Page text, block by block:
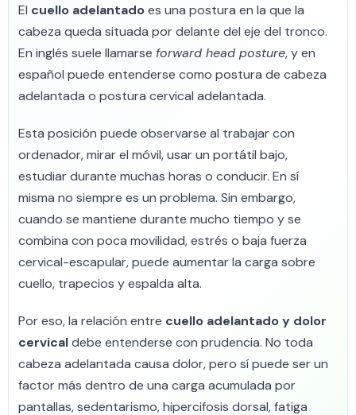
El cuello adelantadoes una postura en la que la
cabeza queda situada por delante del eje del tronco.
En inglés suele llamarse forward head posture, y en
español puede entenderse como postura de cabeza
adelantada o postura cervical adelantada.
Esta posición puede observarse al trabajar con
ordenador, mirar el móvil, usar un portátil bajo,
estudiar durante muchas horas o conducir. En sí
misma no siempre es un problema. Sin embargo,
cuando se mantiene durante mucho tiempo y se
combina con poca movilidad, estrés o baja fuerza
cervical-escapular, puede aumentar la carga sobre
cuello, trapecios y espalda alta.
Por eso, la relación entre cuello adelantado y dolor
cervicaldebe entenderse con prudencia. No toda
cabeza adelantada causa dolor, pero sí puede ser un
factor más dentro de una carga acumulada por
pantallas, sedentarismo, hipercifosis dorsal, fatiga